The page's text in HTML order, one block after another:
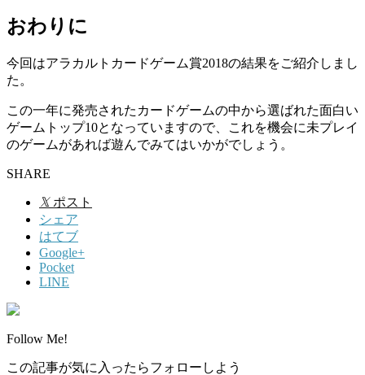
おわりに
今回はアラカルトカードゲーム賞2018の結果をご紹介しまし
た。
この一年に発売されたカードゲームの中から選ばれた面白い
ゲームトップ10となっていますので、これを機会に未プレイ
のゲームがあれば遊んでみてはいかがでしょう。
SHARE
𝕏 ポスト
シェア
はてブ
Google+
Pocket
LINE
Follow Me!
この記事が気に入ったらフォローしよう